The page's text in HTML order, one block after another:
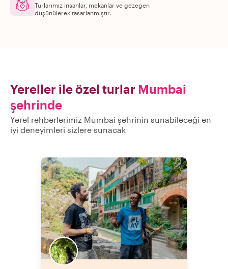
Turlarımız insanlar, mekanlar ve gezegen
düşünülerek tasarlanmıştır.
Yereller ile özel turlar Mumbai
şehrinde
Yerel rehberlerimiz Mumbai şehrinin sunabileceği en
iyi deneyimleri sizlere sunacak